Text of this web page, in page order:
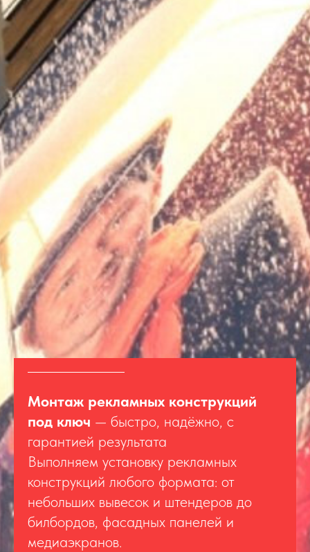
Монтаж рекламных конструкций
под ключ — быстро, надёжно, с
гарантией результата
Выполняем установку рекламных
конструкций любого формата: от
небольших вывесок и штендеров до
билбордов, фасадных панелей и
медиаэкранов.